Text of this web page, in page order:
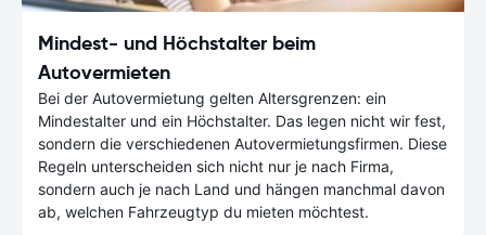
Mindest- und Höchstalter beim
Autovermieten
Bei der Autovermietung gelten Altersgrenzen: ein
Mindestalter und ein Höchstalter. Das legen nicht wir fest,
sondern die verschiedenen Autovermietungsfirmen. Diese
Regeln unterscheiden sich nicht nur je nach Firma,
sondern auch je nach Land und hängen manchmal davon
ab, welchen Fahrzeugtyp du mieten möchtest.